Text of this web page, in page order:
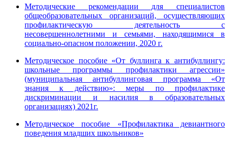
Методические рекомендации для специалистов
общеобразовательных организаций, осуществляющих
профилактическую деятельность с
несовершеннолетними и семьями, находящимися в
социально-опасном положении, 2020 г.
Методическое пособие «От буллинга к антибуллингу:
школьные программы профилактики агрессии»
(муниципальная антибуллинговая программа «От
знания к действию»: меры по профилактике
дискриминации и насилия в образовательных
организациях) 2021г.
Методическое пособие «Профилактика девиантного
поведения младших школьников»